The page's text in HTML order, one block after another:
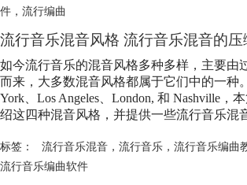
件 ， 流行编曲
流行音乐混音风格 流行音乐混音的压
如今流行音乐的混音风格多种多样，主要由
而来，大多数混音风格都属于它们中的一种
York、Los Angeles、London, 和 Nashville，
绍这四种混音风格，并提供一些流行音乐混
标签： 流行音乐混音， 流行音乐， 流行音乐编曲
流行音乐编曲软件